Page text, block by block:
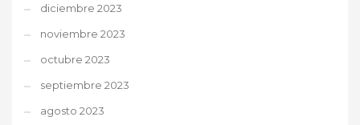
diciembre 2023
noviembre 2023
octubre 2023
septiembre 2023
agosto 2023